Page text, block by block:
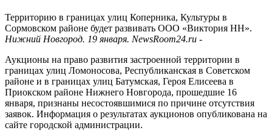
Территорию в границах улиц Коперника, Культуры в
Сормовском районе будет развивать ООО «Виктория НН».
Нижний Новгород. 19 января. NewsRoom24.ru -
Аукционы на право развития застроенной территории в
границах улиц Ломоносова, Республиканская в Советском
районе и в границах улиц Батумская, Героя Елисеева в
Приокском районе Нижнего Новгорода, прошедшие 16
января, признаны несостоявшимися по причине отсутствия
заявок. Информация о результатах аукционов опубликована на
сайте городской администрации.